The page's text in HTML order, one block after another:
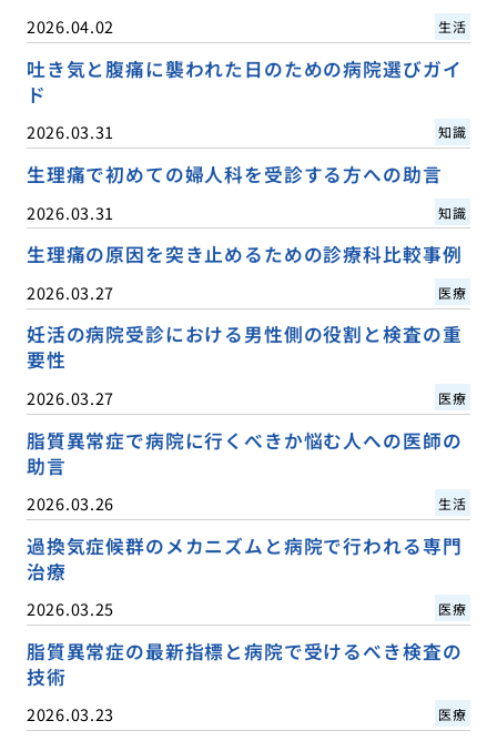
2026.04.02 生活
吐き気と腹痛に襲われた日のための病院選びガイ
ド
2026.03.31 知識
生理痛で初めての婦人科を受診する方への助言
2026.03.31 知識
生理痛の原因を突き止めるための診療科比較事例
2026.03.27 医療
妊活の病院受診における男性側の役割と検査の重
要性
2026.03.27 医療
脂質異常症で病院に行くべきか悩む人への医師の
助言
2026.03.26 生活
過換気症候群のメカニズムと病院で行われる専門
治療
2026.03.25 医療
脂質異常症の最新指標と病院で受けるべき検査の
技術
2026.03.23 医療